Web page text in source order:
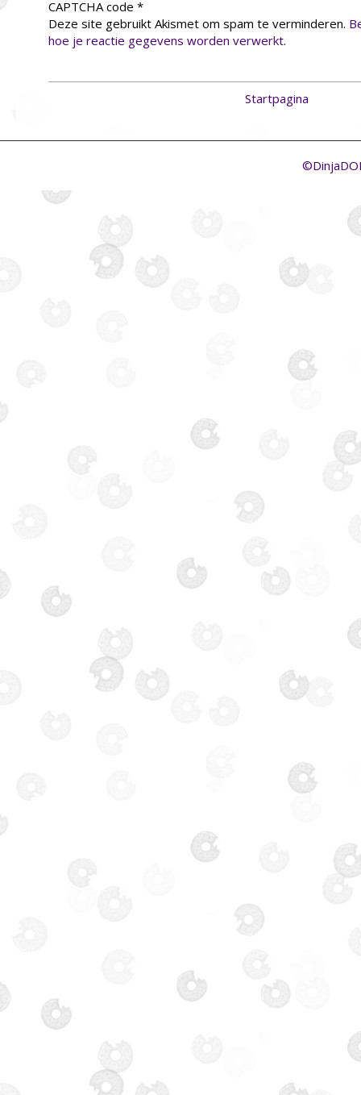
CAPTCHA code *
Deze site gebruikt Akismet om spam te verminderen.
hoe je reactie gegevens worden verwerkt.
Startpagina